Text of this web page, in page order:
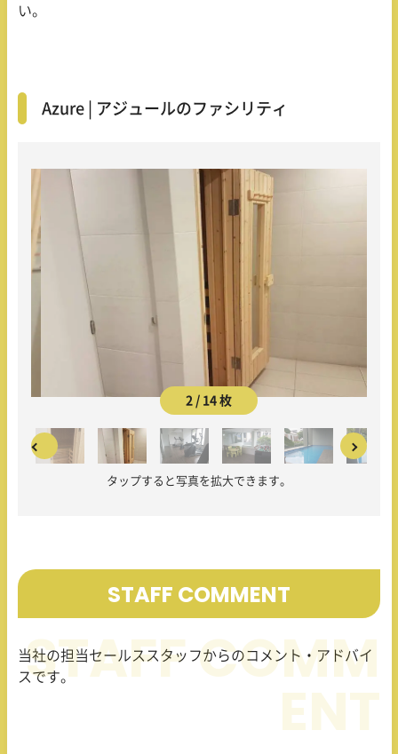
い。
Azure | アジュールのファシリティ
2 / 14 枚
タップすると写真を拡大できます。
STAFF COMMENT
当社の担当セールススタッフからのコメント・アドバイ
スです。